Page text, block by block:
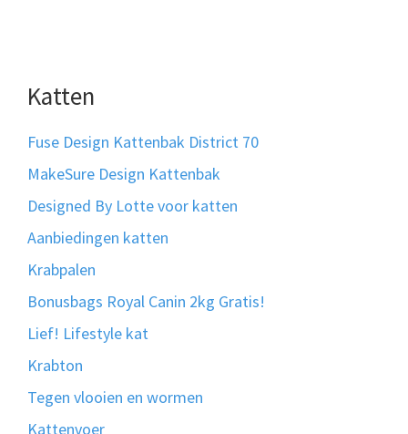
Katten
Fuse Design Kattenbak District 70
MakeSure Design Kattenbak
Designed By Lotte voor katten
Aanbiedingen katten
Krabpalen
Bonusbags Royal Canin 2kg Gratis!
Lief! Lifestyle kat
Krabton
Tegen vlooien en wormen
Kattenvoer